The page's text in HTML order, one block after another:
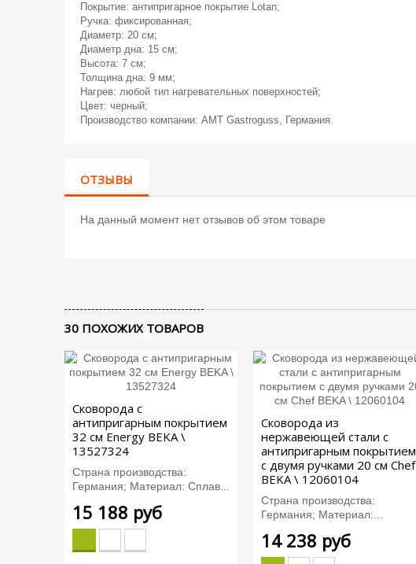
Покрытие: антипригарное покрытие Lotan;
Ручка: фиксированная;
Диаметр: 20 см;
Диаметр дна: 15 см;
Высота: 7 см;
Толщина дна: 9 мм;
Нагрев: любой тип нагревательных поверхностей;
Цвет: черный;
Производство компании: AMT Gastroguss, Германия.
ОТЗЫВЫ
На данный момент нет отзывов об этом товаре
30 ПОХОЖИХ ТОВАРОВ
Сковорода с
антипригарным покрытием
32 см Energy BEKA \
13527324
Страна производства:
Германия; Материал: Сплав...
15 188 руб
Сковорода из
нержавеющей стали с
антипригарным покрытием
с двумя ручками 20 см Chef
BEKA \ 12060104
Страна производства:
Германия; Материал:...
14 238 руб
-3%